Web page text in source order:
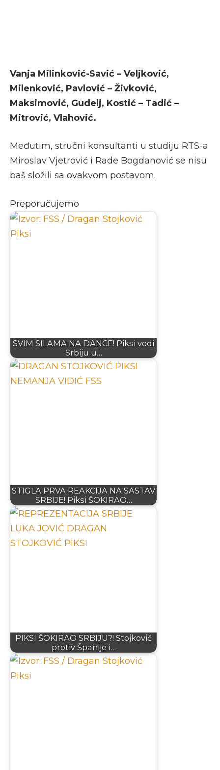
Vanja Milinković-Savić – Veljković,
Milenković, Pavlović – Živković,
Maksimović, Gudelj, Kostić – Tadić –
Mitrović, Vlahović.
Međutim, stručni konsultanti u studiju RTS-a
Miroslav Vjetrović i Rade Bogdanović se nisu
baš složili sa ovakvom postavom.
Preporučujemo
SVIM SILAMA NA DANCE! Piksi vodi
Srbiju u…
STIGLA PRVA REAKCIJA NA SASTAV
SRBIJE! Piksi ŠOKIRAO…
PIKSI ŠOKIRAO SRBIJU?! Stojković
protiv Španije i…